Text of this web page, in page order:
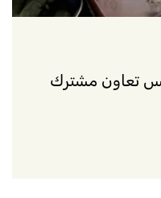
تعاون مشترك